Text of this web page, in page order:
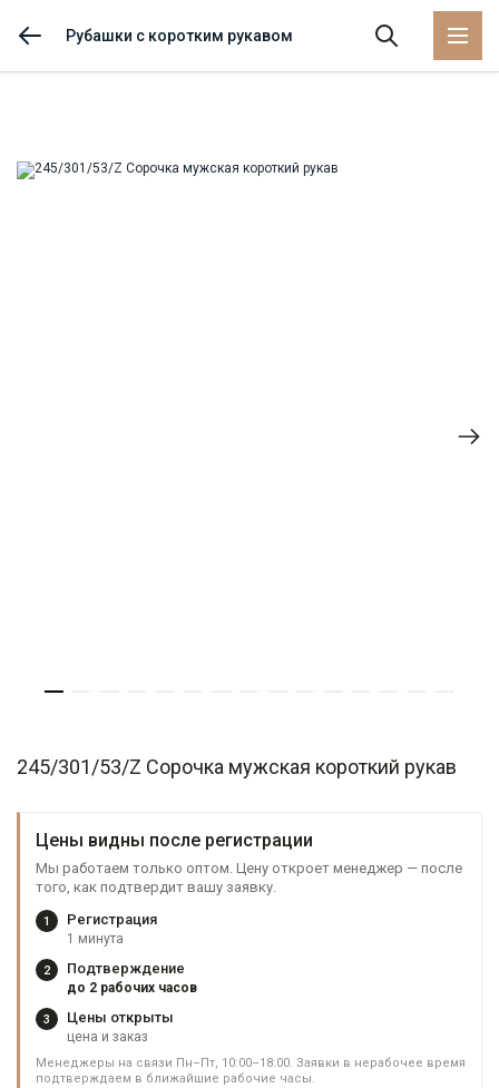
Рубашки с коротким рукавом
245/301/53/Z Сорочка мужская короткий рукав
Цены видны после регистрации
Мы работаем только оптом. Цену откроет менеджер — после
того, как подтвердит вашу заявку.
1 Регистрация
1 минута
2 Подтверждение
до 2 рабочих часов
3 Цены открыты
цена и заказ
Менеджеры на связи Пн–Пт, 10:00–18:00. Заявки в нерабочее время
подтверждаем в ближайшие рабочие часы.